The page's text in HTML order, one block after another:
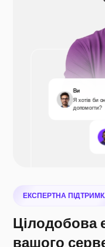
Ви
Я хотів би
допомогти?
ЕКСПЕРТНА
Цілодобова
вашого